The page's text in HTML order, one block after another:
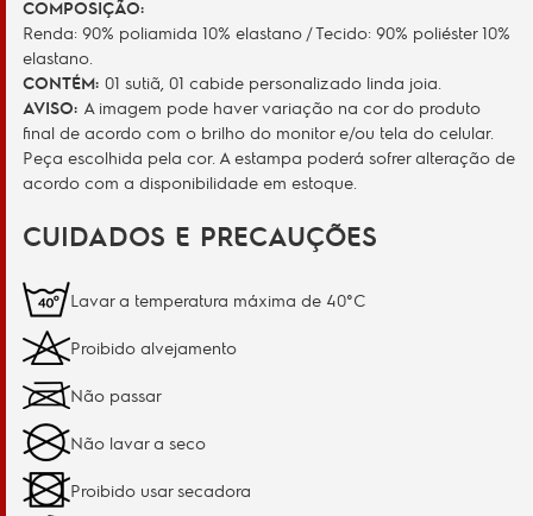
COMPOSIÇÃO:
Renda: 90% poliamida 10% elastano / Tecido: 90% poliéster 10%
elastano.
CONTÉM: 01 sutiã, 01 cabide personalizado linda joia.
AVISO: A imagem pode haver variação na cor do produto
final de acordo com o brilho do monitor e/ou tela do celular.
Peça escolhida pela cor. A estampa poderá sofrer alteração de
acordo com a disponibilidade em estoque.
CUIDADOS E PRECAUÇÕES
Lavar a temperatura máxima de 40°C
Proibido alvejamento
Não passar
Não lavar a seco
Proibido usar secadora